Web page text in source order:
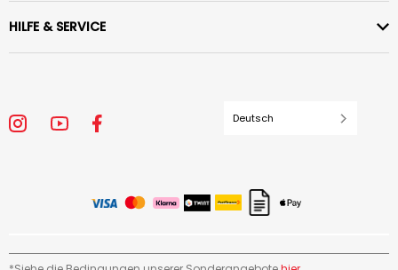
HILFE & SERVICE
Deutsch